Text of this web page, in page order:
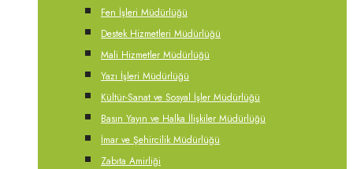
Fen İşleri Müdürlüğü
Destek Hizmetleri Müdürlüğü
Mali Hizmetler Müdürlüğü
Yazı İşleri Müdürlüğü
Kültür-Sanat ve Sosyal İşler Müdürlüğü
Basın Yayın ve Halka İlişkiler Müdürlüğü
İmar ve Şehircilik Müdürlüğü
Zabıta Amirliği